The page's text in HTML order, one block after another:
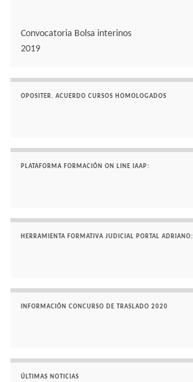
Convocatoria Bolsa interinos
2019
OPOSITER. ACUERDO CURSOS HOMOLOGADOS
PLATAFORMA FORMACIÓN ON LINE IAAP:
HERRAMIENTA FORMATIVA JUDICIAL PORTAL ADRIANO:
INFORMACIÓN CONCURSO DE TRASLADO 2020
ÚLTIMAS NOTICIAS